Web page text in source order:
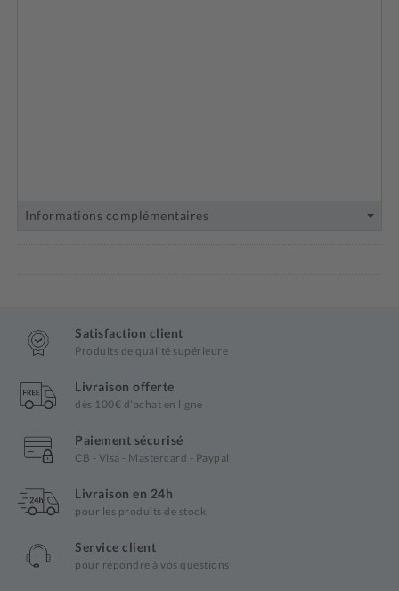
Informations complémentaires
Satisfaction client
Produits de qualité supérieure
Livraison offerte
dès 100€ d'achat en ligne
Paiement sécurisé
CB - Visa - Mastercard - Paypal
Livraison en 24h
pour les produits de stock
Service client
pour répondre à vos questions